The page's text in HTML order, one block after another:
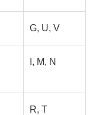
G, U, V
I, M, N
R, T